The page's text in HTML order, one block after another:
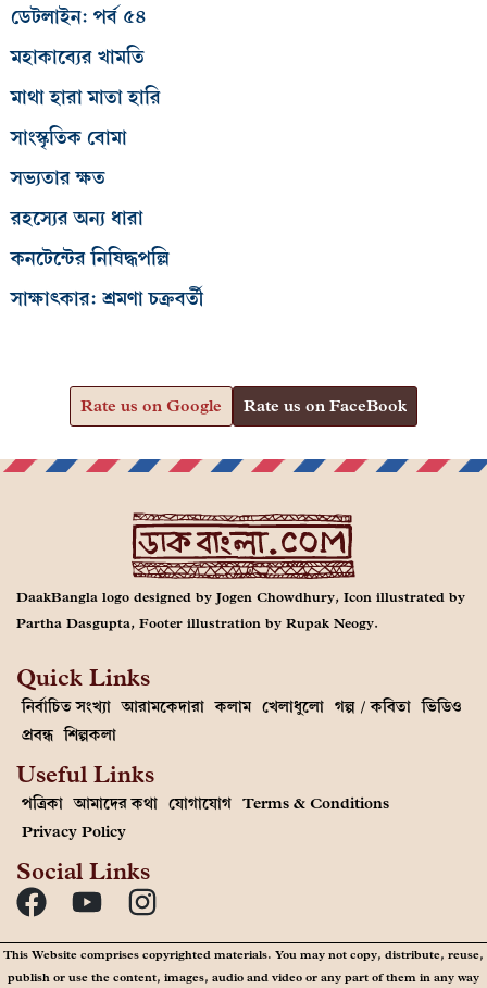
ডেটলাইন: পর্ব ৫৪
মহাকাব্যের খামতি
মাথা হারা মাতা হারি
সাংস্কৃতিক বোমা
সভ্যতার ক্ষত
রহস্যের অন্য ধারা
কনটেন্টের নিষিদ্ধপল্লি
সাক্ষাৎকার: শ্রমণা চক্রবর্তী
Rate us on Google Rate us on FaceBook
DaakBangla logo designed by Jogen Chowdhury, Icon illustrated by
Partha Dasgupta, Footer illustration by Rupak Neogy.
Quick Links
নির্বাচিত সংখ্যা আরামকেদারা কলাম খেলাধুলো গল্প / কবিতা ভিডিও
প্রবন্ধ শিল্পকলা
Useful Links
পত্রিকা আমাদের কথা যোগাযোগ Terms & Conditions
Privacy Policy
Social Links
This Website comprises copyrighted materials. You may not copy, distribute, reuse,
publish or use the content, images, audio and video or any part of them in any way